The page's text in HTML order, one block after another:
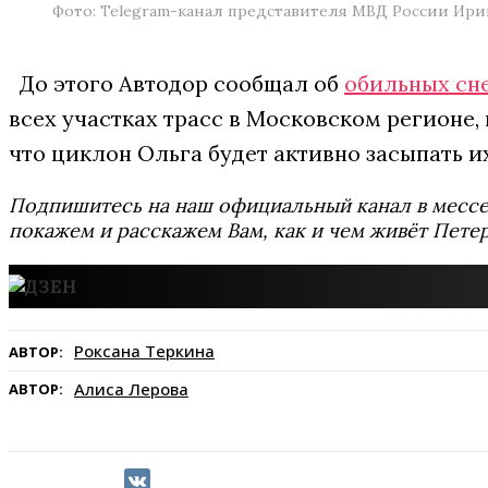
Фото: Telegram-канал представителя МВД России
До этого Автодор сообщал об обильных
всех участках трасс в Московском
что циклон Ольга будет активно засыпать
Подпишитесь на наш официальный канал в
покажем и расскажем Вам, как и чем живёт
АВТОР: Роксана Теркина
АВТОР: Алиса Лерова